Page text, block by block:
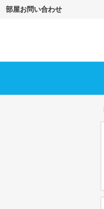
部屋お問い合わせ